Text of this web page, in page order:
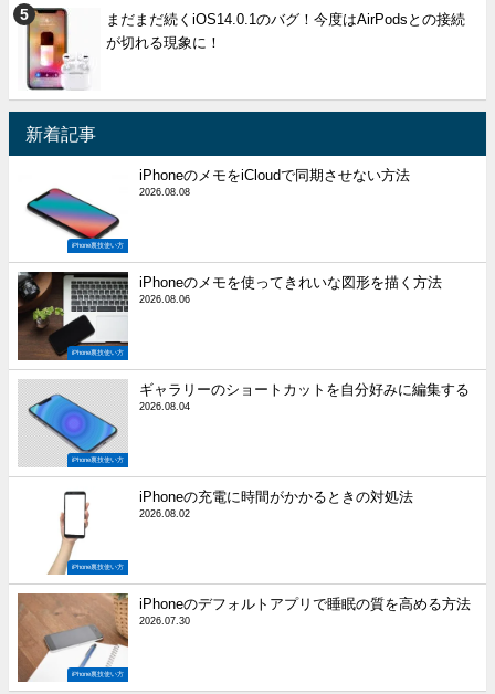
まだまだ続くiOS14.0.1のバグ！今度はAirPodsとの接続
が切れる現象に！
新着記事
iPhone裏技使い方
iPhoneのメモをiCloudで同期させない方法
2026.08.08
iPhone裏技使い方
iPhoneのメモを使ってきれいな図形を描く方法
2026.08.06
iPhone裏技使い方
ギャラリーのショートカットを自分好みに編集する
2026.08.04
iPhone裏技使い方
iPhoneの充電に時間がかかるときの対処法
2026.08.02
iPhone裏技使い方
iPhoneのデフォルトアプリで睡眠の質を高める方法
2026.07.30